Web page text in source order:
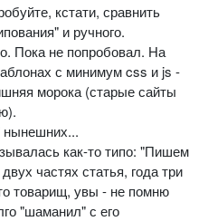
кстати, сравнить
и ручного.
Пока не попробовал. На
с минимум css и js -
морока (старые сайты
нынешних...
как-то типо: "Пишем
частях статья, года три
товарищ, увы - не помню
"шаманил" с его